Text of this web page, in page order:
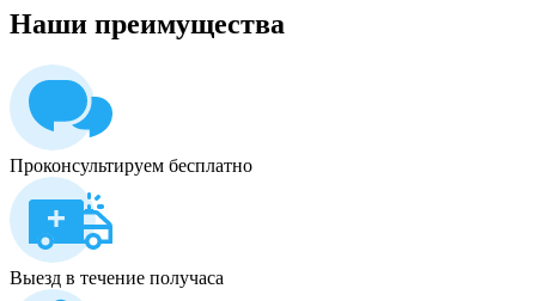
Наши преимущества
Проконсультируем бесплатно
Выезд в течение получаса